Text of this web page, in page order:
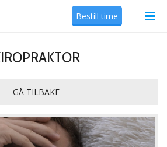
Bestill time
GÅ TILBAKE